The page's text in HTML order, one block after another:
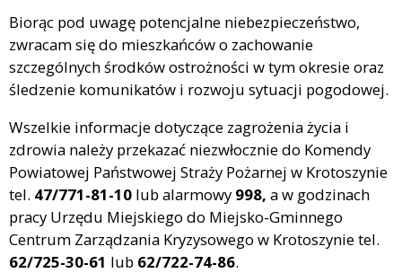
Biorąc pod uwagę potencjalne niebezpieczeństwo,
zwracam się do mieszkańców o zachowanie
szczególnych środków ostrożności w tym okresie oraz
śledzenie komunikatów i rozwoju sytuacji pogodowej.
Wszelkie informacje dotyczące zagrożenia życia i
zdrowia należy przekazać niezwłocznie do Komendy
Powiatowej Państwowej Straży Pożarnej w Krotoszynie
tel. 47/771-81-10 lub alarmowy 998, a w godzinach
pracy Urzędu Miejskiego do Miejsko-Gminnego
Centrum Zarządzania Kryzysowego w Krotoszynie tel.
62/725-30-61 lub 62/722-74-86.